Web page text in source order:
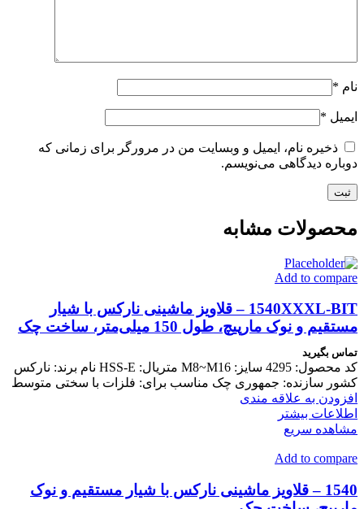
نام *
ایمیل *
ذخیره نام، ایمیل و وبسایت من در مرورگر برای زمانی که
دوباره دیدگاهی می‌نویسم.
محصولات مشابه
Add to compare
1540XXXL-BIT – قلاویز ماشینی نارکس با شیار
مستقیم و نوک مارپیچ، طول 150 میلی‌متر، ساخت چک
تماس بگیرید
کد محصول: 4295 سایز: M8~M16 متریال: HSS-E نام برند: نارکس
کشور سازنده: جمهوری چک مناسب برای: فلزات با سختی متوسط
افزودن به علاقه مندی
اطلاعات بیشتر
مشاهده سریع
Add to compare
1540 – قلاویز ماشینی نارکس با شیار مستقیم و نوک